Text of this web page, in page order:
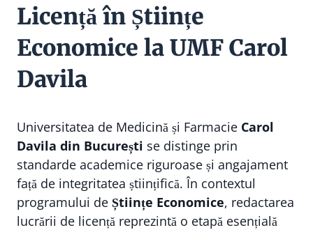
Licență în Științe
Economice la UMF Carol
Davila
Universitatea de Medicină și Farmacie Carol
Davila din București se distinge prin
standarde academice riguroase și angajament
față de integritatea științifică. În contextul
programului de Științe Economice, redactarea
lucrării de licență reprezintă o etapă esențială